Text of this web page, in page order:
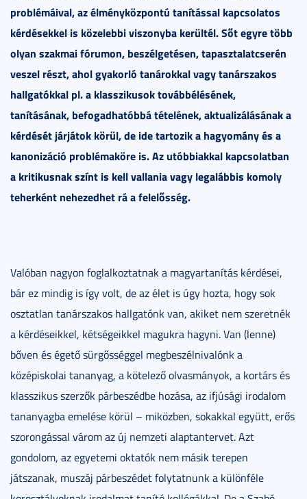
problémáival, az élményközpontú tanítással kapcsolatos
kérdésekkel is közelebbi viszonyba kerültél. Sőt egyre több
olyan szakmai fórumon, beszélgetésen, tapasztalatcserén
veszel részt, ahol gyakorló tanárokkal vagy tanárszakos
hallgatókkal pl. a klasszikusok továbbélésének,
tanításának, befogadhatóbbá tételének, aktualizálásának a
kérdését járjátok körül, de ide tartozik a hagyomány és a
kanonizáció problémaköre is. Az utóbbiakkal kapcsolatban
a kritikusnak színt is kell vallania vagy legalábbis komoly
teherként nehezedhet rá a felelősség.
Valóban nagyon foglalkoztatnak a magyartanítás kérdései,
bár ez mindig is így volt, de az élet is úgy hozta, hogy sok
osztatlan tanárszakos hallgatónk van, akiket nem szeretnék
a kérdéseikkel, kétségeikkel magukra hagyni. Van (lenne)
bőven és égető sürgősséggel megbeszélnivalónk a
középiskolai tananyag, a kötelező olvasmányok, a kortárs és
klasszikus szerzők párbeszédbe hozása, az ifjúsági irodalom
tananyagba emelése körül – miközben, sokakkal együtt, erős
szorongással várom az új nemzeti alaptantervet. Azt
gondolom, az egyetemi oktatók nem másik terepen
játszanak, muszáj párbeszédet folytatnunk a különféle